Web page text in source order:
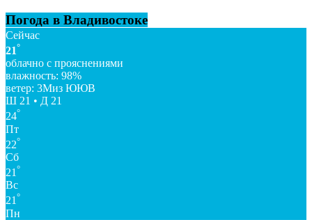
Погода в Владивостоке
Сейчас
21°
облачно с прояснениями
влажность: 98%
ветер: 3Миз ЮЮВ
Ш 21 • Д 21
24°
Пт
22°
Сб
21 °
Вс
21°
Пн